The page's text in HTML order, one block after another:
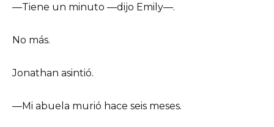
—Tiene un minuto —dijo Emily—.
No más.
Jonathan asintió.
—Mi abuela murió hace seis meses.